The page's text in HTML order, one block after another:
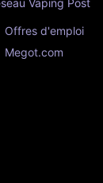
Vaping Post
Offres d'emploi
Megot.com